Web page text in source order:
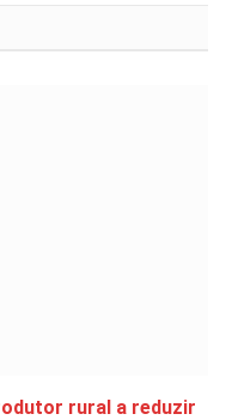
rural a reduzir